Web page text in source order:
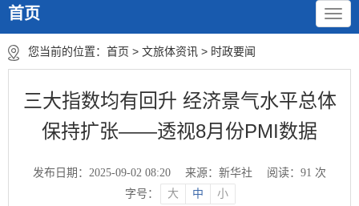
首页
您当前的位置： 首页 > 文旅体资讯 > 时政要闻
三大指数均有回升 经济景气水平总体
保持扩张——透视8月份PMI数据
发布日期：2025-09-02 08:20 来源：新华社 阅读： 91 次
字号：
大 中 小